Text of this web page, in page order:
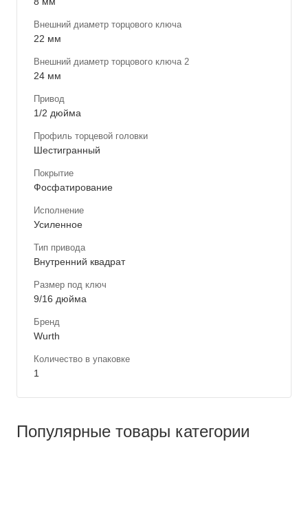
Внешний диаметр торцового ключа
22 мм
Внешний диаметр торцового ключа 2
24 мм
Привод
1/2 дюйма
Профиль торцевой головки
Шестигранный
Покрытие
Фосфатирование
Исполнение
Усиленное
Тип привода
Внутренний квадрат
Размер под ключ
9/16 дюйма
Бренд
Wurth
Количество в упаковке
1
Популярные товары категории